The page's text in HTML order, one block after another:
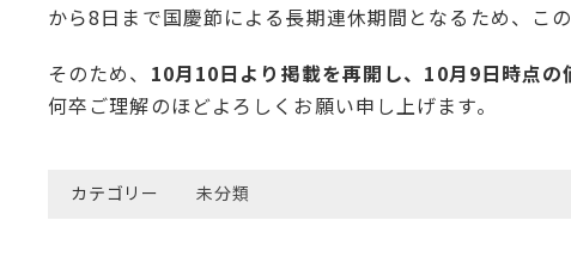
から8日まで国慶節による長期連休期間となるため、こ
そのため、 10月10日より掲載を再開し、10月9日時点の
何卒ご理解のほどよろしくお願い申し上げます。
カテゴリー 未分類